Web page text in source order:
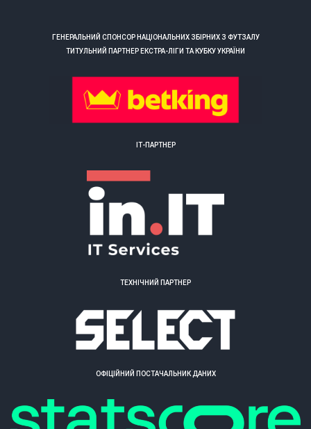
ГЕНЕРАЛЬНИЙ СПОНСОР НАЦІОНАЛЬНИХ ЗБІРНИХ З ФУТЗАЛУ
ТИТУЛЬНИЙ ПАРТНЕР ЕКСТРА-ЛІГИ ТА КУБКУ УКРАЇНИ
ІТ-ПАРТНЕР
ТЕХНІЧНИЙ ПАРТНЕР
ОФІЦІЙНИЙ ПОСТАЧАЛЬНИК ДАНИХ